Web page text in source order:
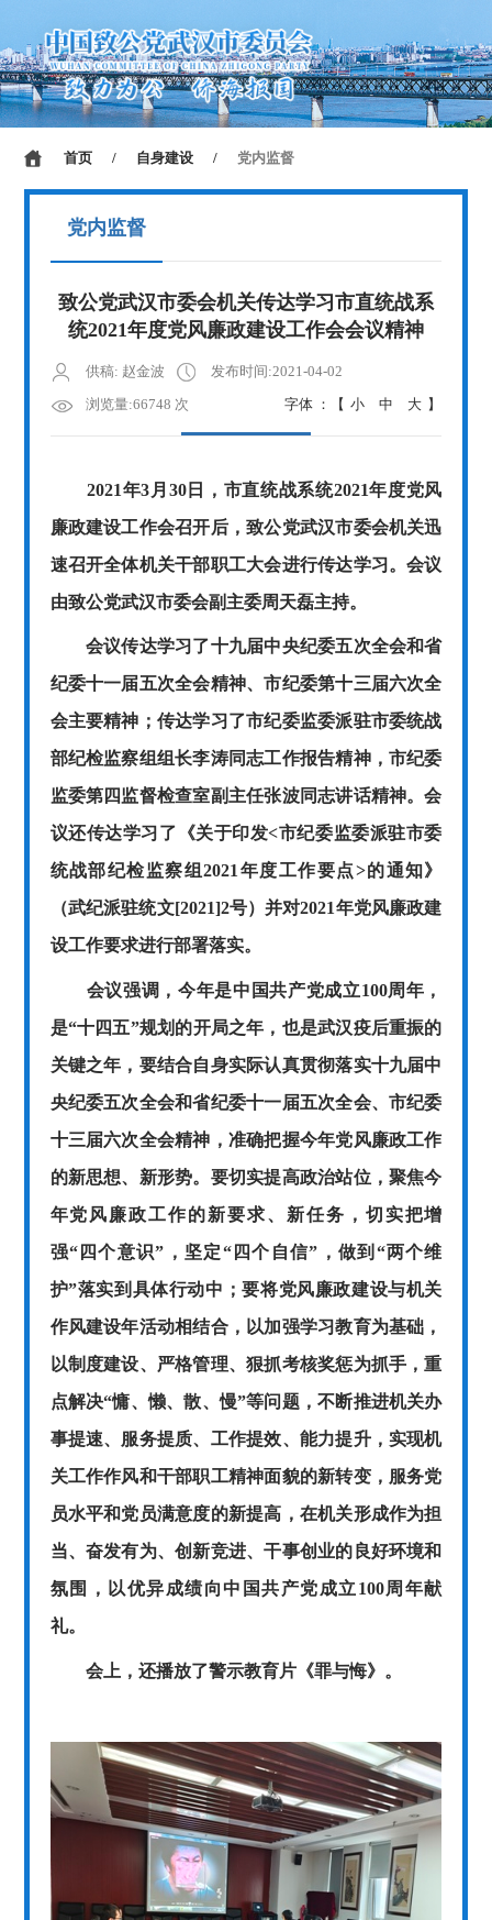
首页 / 自身建设 / 党内监督
党内监督
致公党武汉市委会机关传达学习市直统战系
统2021年度党风廉政建设工作会会议精神
供稿: 赵金波
发布时间:2021-04-02
浏览量:66748 次
字体 ：【 小 中 大 】
2021年3月30日，市直统战系统2021年度党风
廉政建设工作会召开后，致公党武汉市委会机关迅
速召开全体机关干部职工大会进行传达学习。会议
由致公党武汉市委会副主委周天磊主持。
会议传达学习了十九届中央纪委五次全会和省
纪委十一届五次全会精神、市纪委第十三届六次全
会主要精神；传达学习了市纪委监委派驻市委统战
部纪检监察组组长李涛同志工作报告精神，市纪委
监委第四监督检查室副主任张波同志讲话精神。会
议还传达学习了《关于印发<市纪委监委派驻市委
统战部纪检监察组2021年度工作要点>的通知》
（武纪派驻统文[2021]2号）并对2021年党风廉政建
设工作要求进行部署落实。
会议强调，今年是中国共产党成立100周年，
是“十四五”规划的开局之年，也是武汉疫后重振的
关键之年，要结合自身实际认真贯彻落实十九届中
央纪委五次全会和省纪委十一届五次全会、市纪委
十三届六次全会精神，准确把握今年党风廉政工作
的新思想、新形势。要切实提高政治站位，聚焦今
年党风廉政工作的新要求、新任务，切实把增
强“四个意识”，坚定“四个自信”，做到“两个维
护”落实到具体行动中；要将党风廉政建设与机关
作风建设年活动相结合，以加强学习教育为基础，
以制度建设、严格管理、狠抓考核奖惩为抓手，重
点解决“慵、懒、散、慢”等问题，不断推进机关办
事提速、服务提质、工作提效、能力提升，实现机
关工作作风和干部职工精神面貌的新转变，服务党
员水平和党员满意度的新提高，在机关形成作为担
当、奋发有为、创新竞进、干事创业的良好环境和
氛围，以优异成绩向中国共产党成立100周年献
礼。
会上，还播放了警示教育片《罪与悔》。